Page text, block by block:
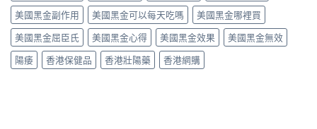
美國黑金副作用
美國黑金可以每天吃嗎
美國黑金哪裡買
美國黑金屈臣氏
美國黑金心得 美國黑金效果
美國黑金無效
陽痿
香港保健品 香港壯陽藥 香港網購